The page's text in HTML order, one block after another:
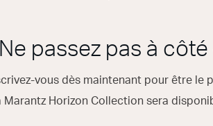
passez pas à
vous dès maintenant pour être le
Marantz Horizon Collection sera